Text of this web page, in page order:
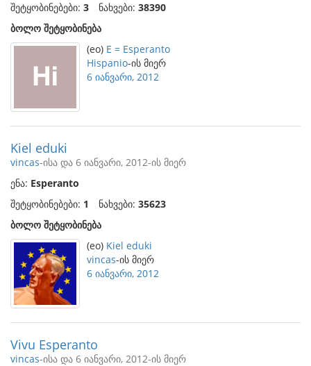
შეტყობინებები: 3 ნახვები: 38390
ბოლო შეტყობინება
(eo) E = Esperanto
Hispanio-ის მიერ
6 იანვარი, 2012
Kiel eduki
vincas-ისა და 6 იანვარი, 2012-ის მიერ
ენა: Esperanto
შეტყობინებები: 1 ნახვები: 35623
ბოლო შეტყობინება
(eo) Kiel eduki
vincas-ის მიერ
6 იანვარი, 2012
Vivu Esperanto
vincas-ისა და 6 იანვარი, 2012-ის მიერ